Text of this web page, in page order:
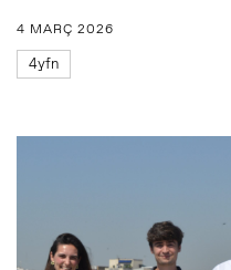
4 MARÇ 2026
4yfn